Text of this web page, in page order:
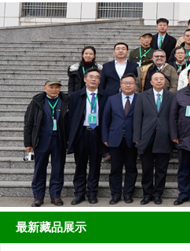
最新藏品展示